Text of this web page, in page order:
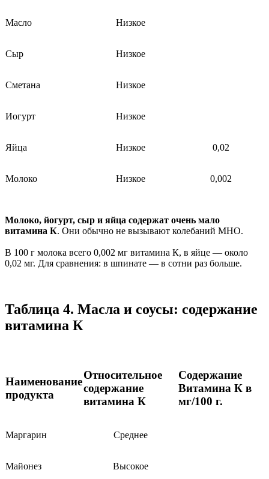
Масло Низкое
Сыр Низкое
Сметана Низкое
Иогурт Низкое
Яйца Низкое 0,02
Молоко Низкое 0,002
Молоко, йогурт, сыр и яйца содержат очень мало
витамина К. Они обычно не вызывают колебаний МНО.
В 100 г молока всего 0,002 мг витамина К, в яйце — около
0,02 мг. Для сравнения: в шпинате — в сотни раз больше.
Таблица 4. Масла и соусы: содержание
витамина К
Наименование
продукта
Относительное
содержание
витамина К
Содержание
Витамина К в
мг/100 г.
Маргарин Среднее
Майонез Высокое